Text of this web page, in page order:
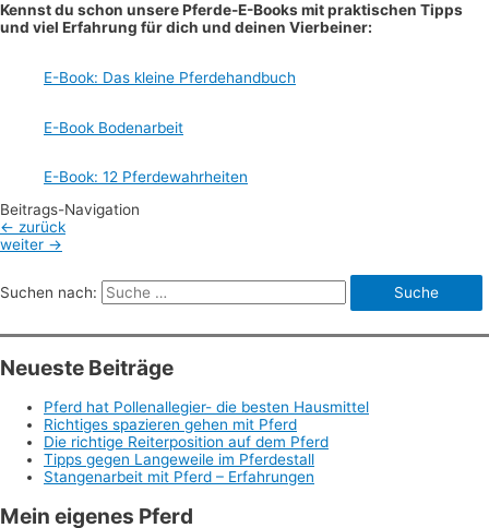
Kennst du schon unsere Pferde-E-Books mit praktischen Tipps
und viel Erfahrung für dich und deinen Vierbeiner:
E-Book: Das kleine Pferdehandbuch
E-Book Bodenarbeit
E-Book: 12 Pferdewahrheiten
Beitrags-Navigation
← zurück
weiter →
Suchen nach:
Neueste Beiträge
Pferd hat Pollenallegier- die besten Hausmittel
Richtiges spazieren gehen mit Pferd
Die richtige Reiterposition auf dem Pferd
Tipps gegen Langeweile im Pferdestall
Stangenarbeit mit Pferd – Erfahrungen
Mein eigenes Pferd